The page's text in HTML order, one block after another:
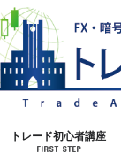
トレード初心者講座
FIRST STEP